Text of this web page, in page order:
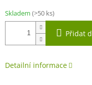
cena:
Skladem (>50 ks)
Přidat
Detailní informace